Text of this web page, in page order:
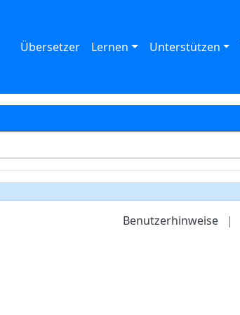
Übersetzer Lernen Unterstützen
Benutzerhinweise |